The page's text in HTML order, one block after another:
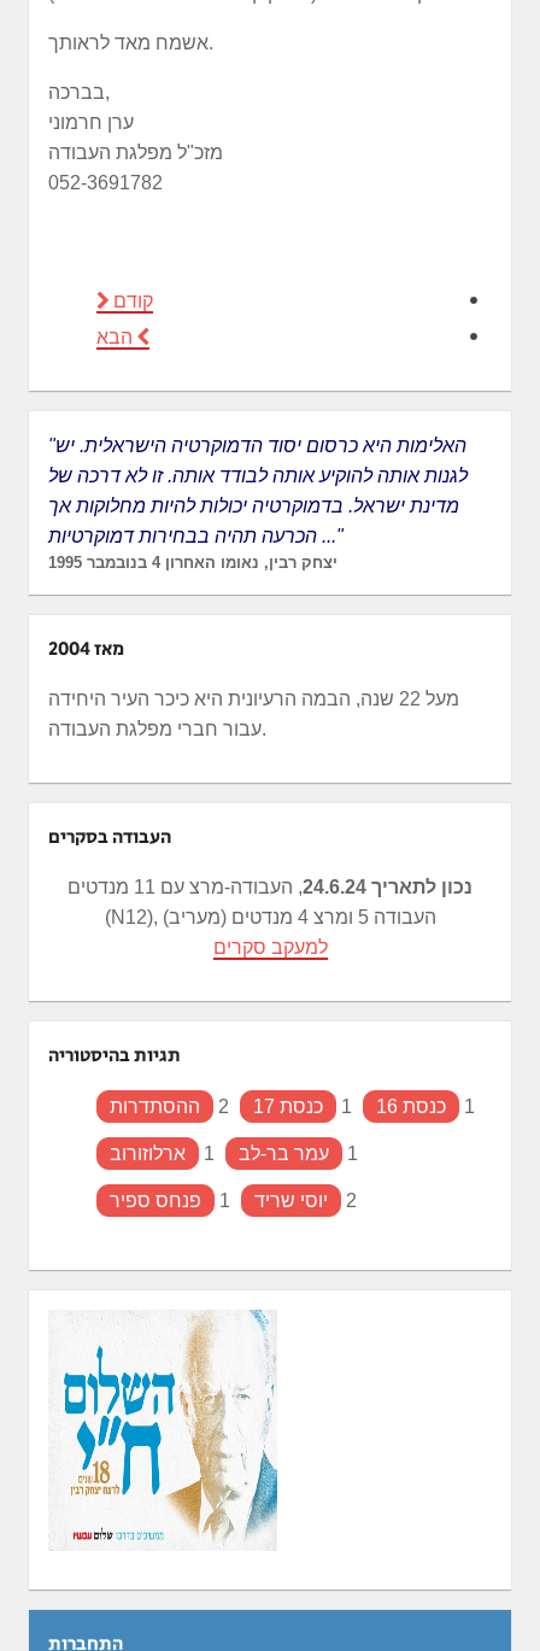
אשמח מאד לראותך.
בברכה,
ערן חרמוני
מזכ"ל מפלגת העבודה
052-3691782
קודם
הבא
"האלימות היא כרסום יסוד הדמוקרטיה הישראלית. יש
לגנות אותה להוקיע אותה לבודד אותה. זו לא דרכה של
מדינת ישראל. בדמוקרטיה יכולות להיות מחלוקות אך
הכרעה תהיה בבחירות דמוקרטיות ..."
יצחק רבין, נאומו האחרון 4 בנובמבר 1995
מאז 2004
מעל 22 שנה, הבמה הרעיונית היא כיכר העיר היחידה
עבור חברי מפלגת העבודה.
העבודה בסקרים
נכון לתאריך 24.6.24
, העבודה-מרצ עם 11 מנדטים
(N12), העבודה 5 ומרצ 4 מנדטים (מעריב)
למעקב סקרים
תגיות בהיסטוריה
ההסתדרות 2 כנסת 17 1 כנסת 16 1
ארלוזורוב 1 עמר בר-לב 1
פנחס ספיר 1 יוסי שריד 2
התחברות